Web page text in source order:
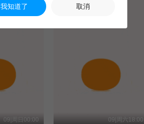
09|周日00:00 09|周六18:00
我知道了 取消